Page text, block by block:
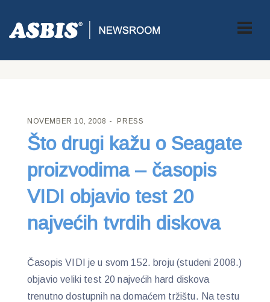
ASBIS CROATIA PRESS> ŠTO DRUGI KAŽU O SEAGATE
PROIZVODIMA – ČASOPIS VIDI OBJAVIO TEST 20 NAJVEĆIH
NOVEMBER 10, 2008 PRESS
Što drugi kažu o Seagate
proizvodima – časopis
VIDI objavio test 20
najvećih tvrdih diskova
Časopis VIDI je u svom 152. broju (studeni 2008.)
objavio veliki test 20 najvećih hard diskova
trenutno dostupnih na domaćem tržištu. Na testu